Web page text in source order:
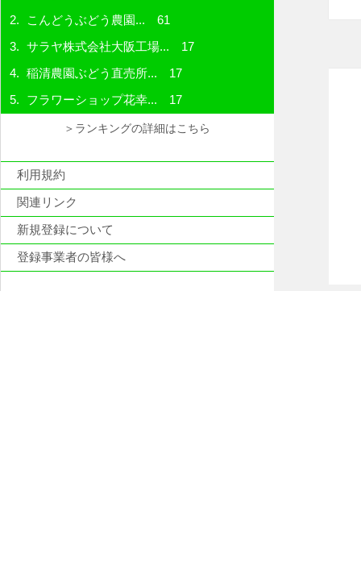
こんどうぶどう農園... 61
サラヤ株式会社大阪工場... 17
稲清農園ぶどう直売所... 17
フラワーショップ花幸... 17
＞ランキングの詳細はこちら
利用規約
関連リンク
新規登録について
登録事業者の皆様へ